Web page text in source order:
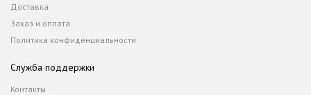
Доставка
Заказ и оплата
Политика конфиденциальности
Служба поддержки
Контакты